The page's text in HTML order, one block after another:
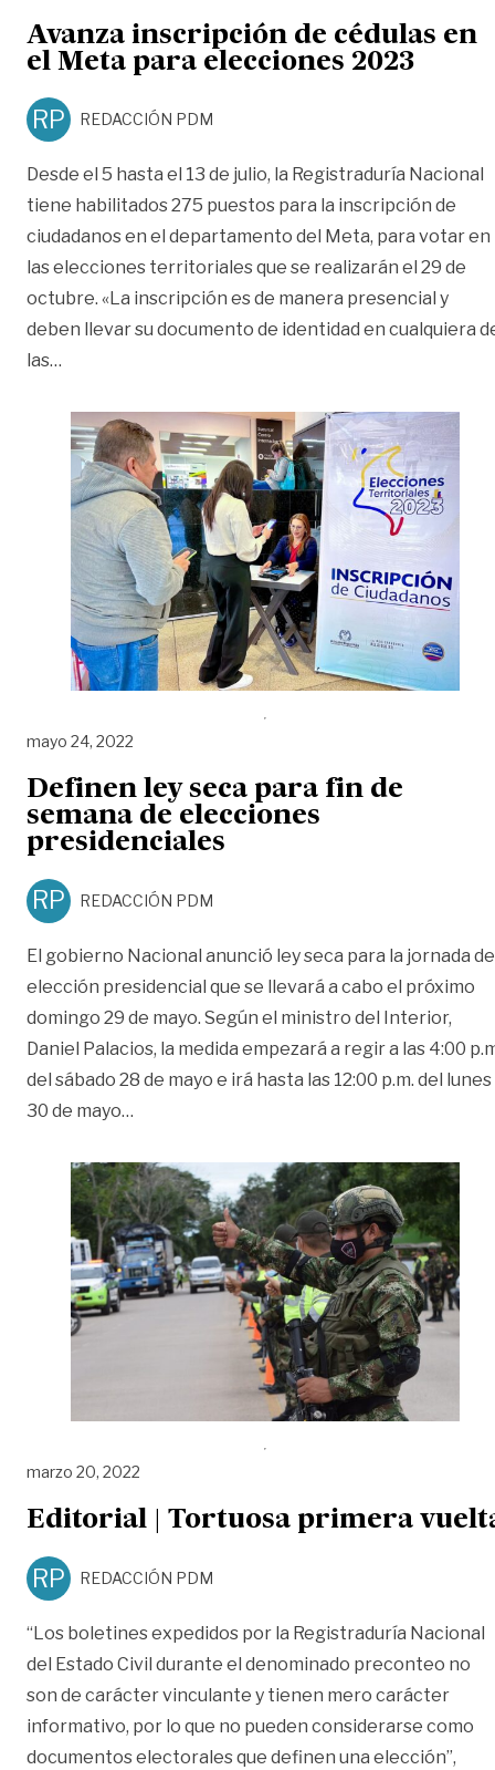
Avanza inscripción de cédulas en
el Meta para elecciones 2023
RP REDACCIÓN PDM
Desde el 5 hasta el 13 de julio, la Registraduría Nacional
tiene habilitados 275 puestos para la inscripción de
ciudadanos en el departamento del Meta, para votar en
las elecciones territoriales que se realizarán el 29 de
octubre. «La inscripción es de manera presencial y
deben llevar su documento de identidad en cualquiera
las…
mayo 24, 2022
Definen ley seca para fin de
semana de elecciones
presidenciales
RP REDACCIÓN PDM
El gobierno Nacional anunció ley seca para la jornada de
elección presidencial que se llevará a cabo el próximo
domingo 29 de mayo. Según el ministro del Interior,
Daniel Palacios, la medida empezará a regir a las 4:00
del sábado 28 de mayo e irá hasta las 12:00 p.m. del lunes
30 de mayo…
marzo 20, 2022
Editorial | Tortuosa primera
RP REDACCIÓN PDM
“Los boletines expedidos por la Registraduría Nacional
del Estado Civil durante el denominado preconteo no
son de carácter vinculante y tienen mero carácter
informativo, por lo que no pueden considerarse como
documentos electorales que definen una elección”,